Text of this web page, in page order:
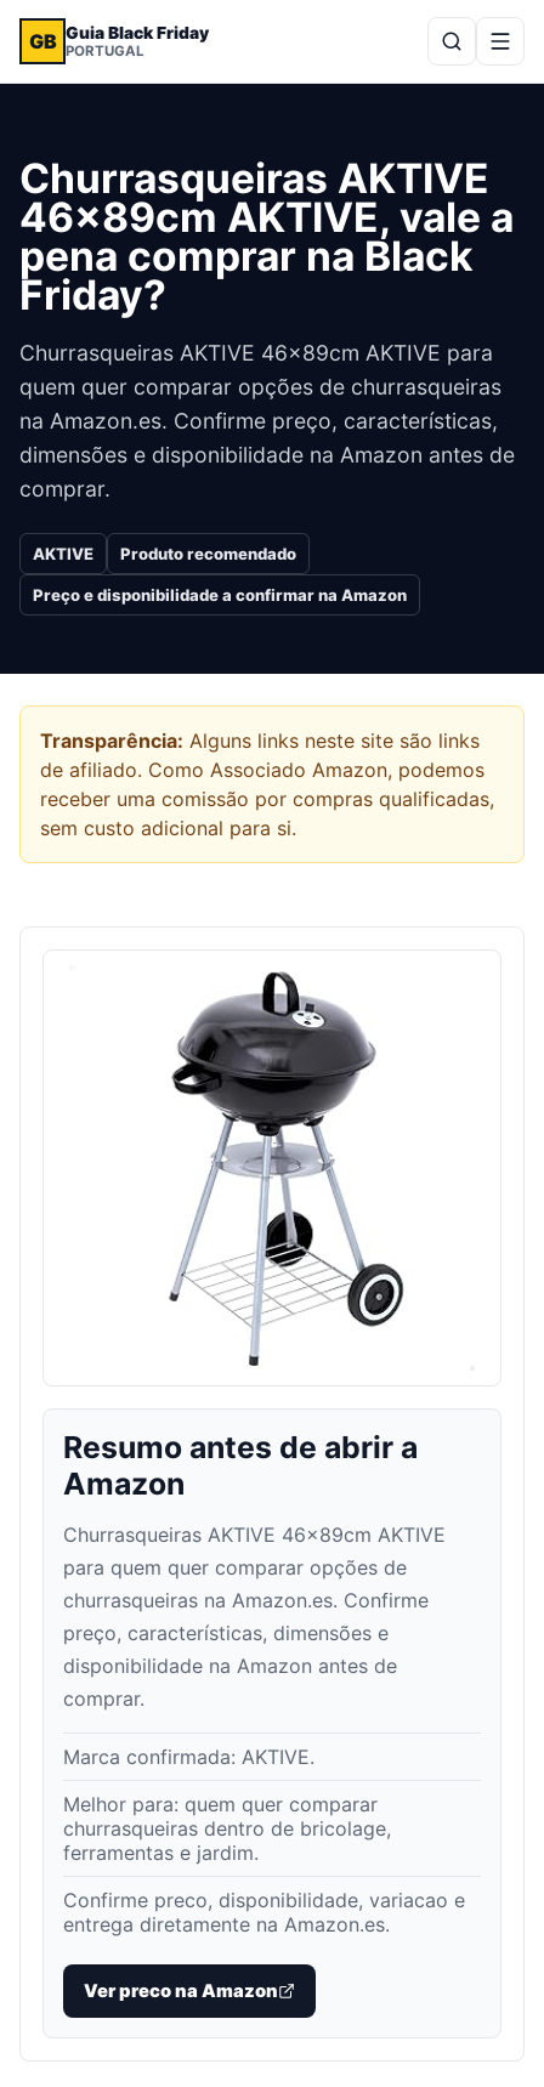
GB Guia Black Friday
PORTUGAL
Churrasqueiras AKTIVE
46x89cm AKTIVE, vale a
pena comprar na Black
Friday?
Churrasqueiras AKTIVE 46x89cm AKTIVE para
quem quer comparar opções de churrasqueiras
na Amazon.es. Confirme preço, características,
dimensões e disponibilidade na Amazon antes de
comprar.
AKTIVE Produto recomendado
Preço e disponibilidade a confirmar na Amazon
Transparência: Alguns links neste site são links
de afiliado. Como Associado Amazon, podemos
receber uma comissão por compras qualificadas,
sem custo adicional para si.
Resumo antes de abrir a
Amazon
Churrasqueiras AKTIVE 46x89cm AKTIVE
para quem quer comparar opções de
churrasqueiras na Amazon.es. Confirme
preço, características, dimensões e
disponibilidade na Amazon antes de
comprar.
Marca confirmada: AKTIVE.
Melhor para: quem quer comparar
churrasqueiras dentro de bricolage,
ferramentas e jardim.
Confirme preco, disponibilidade, variacao e
entrega diretamente na Amazon.es.
Ver preco na Amazon